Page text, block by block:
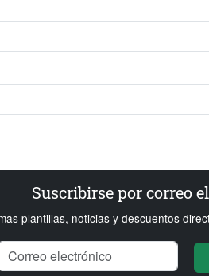
Suscribirse por correo
plantillas, noticias y descuentos
electrónico